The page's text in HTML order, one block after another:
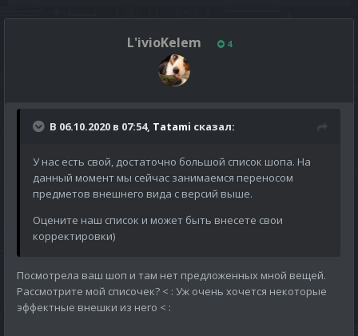
L'ivioKelem 4
В 06.10.2020 в 07:54, Tatami сказал:
У нас есть свой, достаточно большой список шопа. На
данный момент мы сейчас занимаемся переносом
предметов внешнего вида с версий выше.
Оцените наш список и может быть внесете свои
корректировки)
Посмотрела ваш шоп и там нет предложенных мной вещей.
Рассмотрите мой списочек? < : Уж очень хочется некоторые
эффектные внешки из него < :